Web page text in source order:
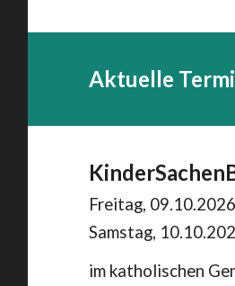
Aktuelle
Kinder
Freitag, 09
Samstag,
im katholischen